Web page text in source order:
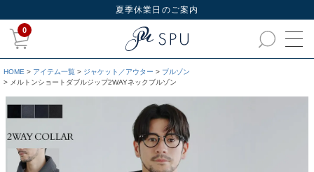
夏季休業日のご案内
0
HOME アイテム一覧 ジャケット／アウター
ブルゾン
メルトンショートダブルジップ2WAYネックブルゾン